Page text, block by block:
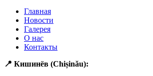
Главная
Новости
Галерея
О нас
Контакты
📍 Кишинёв (Chișinău):